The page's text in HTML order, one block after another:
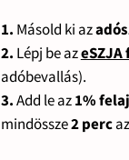
1. Másold ki az
2. Lépj be az
adóbevallás).
3.Add le az1%
mindössze2 perc